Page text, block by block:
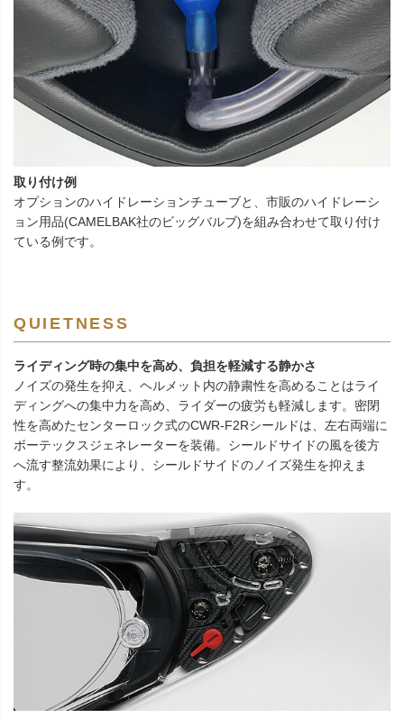
取り付け例
オプションのハイドレーションチューブと、市販のハイドレーシ
ョン用品(CAMELBAK社のビッグバルブ)を組み合わせて取り付け
ている例です。
QUIETNESS
ライディング時の集中を高め、負担を軽減する静かさ
ノイズの発生を抑え、ヘルメット内の静粛性を高めることはライ
ディングへの集中力を高め、ライダーの疲労も軽減します。密閉
性を高めたセンターロック式のCWR-F2Rシールドは、左右両端に
ボーテックスジェネレーターを装備。シールドサイドの風を後方
へ流す整流効果により、シールドサイドのノイズ発生を抑えま
す。